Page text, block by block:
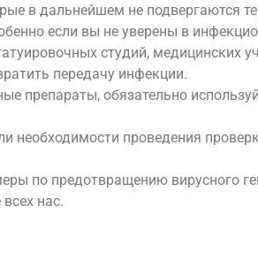
в дальнейшем не подвергаются
если вы не уверены в
студий, медицинских
передачу инфекции.
препараты, обязательно
необходимости проведения
по предотвращению вирусного
нас.